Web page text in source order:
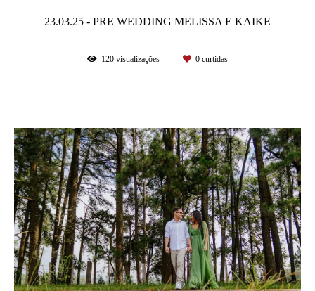
23.03.25 - PRE WEDDING MELISSA E KAIKE
120 visualizações 0 curtidas